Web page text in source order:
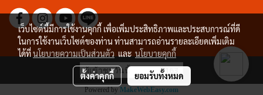
ผู้เข้าชมวันนี้ 163
Powered by MakeWebEasy.com
เว็บไซต์นี้มีการใช้งานคุกกี้ เพื่อเพิ่มประสิทธิภาพและประสบการณ์ที่ดี
ในการใช้งานเว็บไซต์ของท่าน ท่านสามารถอ่านรายละเอียดเพิ่มเติม
ได้ที่นโยบายความเป็นส่วนตัว และ นโยบายคุกกี้
ตั้งค่าคุกกี้ ยอมรับทั้งหมด